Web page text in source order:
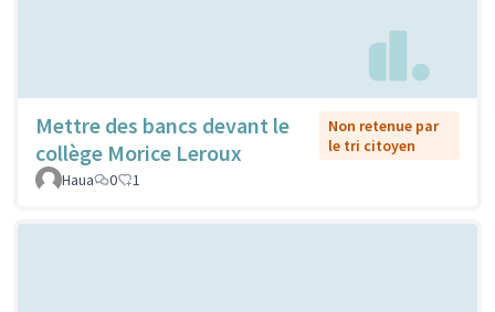
Mettre des bancs devant le
collège Morice Leroux
Non retenue par
le tri citoyen
Haua
0 1